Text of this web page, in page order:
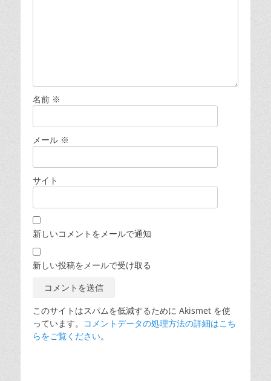
名前 ※
メール ※
サイト
新しいコメントをメールで通知
新しい投稿をメールで受け取る
このサイトはスパムを低減するために Akismet を使
っています。 コメントデータの処理方法の詳細はこち
らをご覧ください。